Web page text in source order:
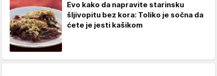
Evo kako da napravite starinsku
šljivopitu bez kora: Toliko je sočna da
ćete je jesti kašikom